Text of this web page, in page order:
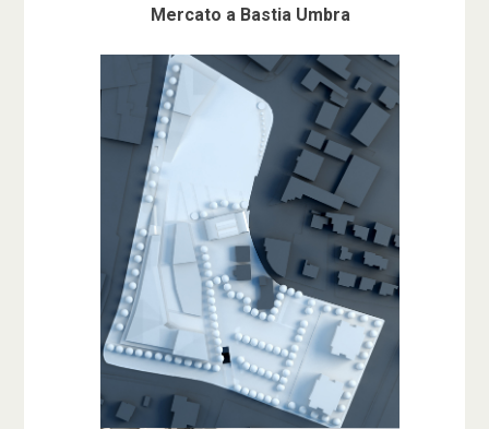
Biografia
Video
Studio
Contatti
Mercato a Bastia Umbra